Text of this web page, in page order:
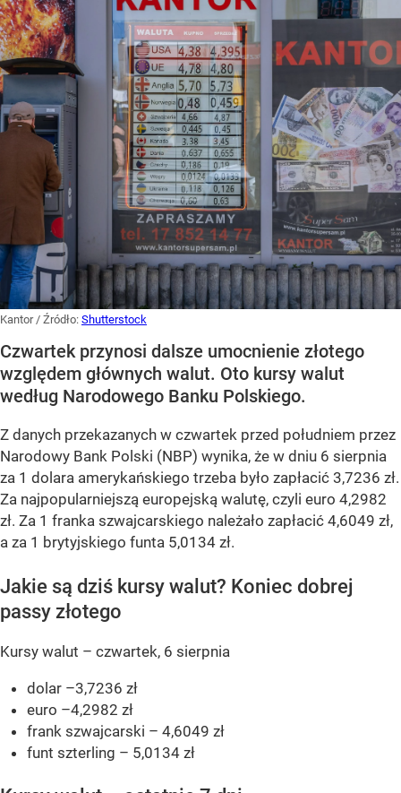
Kantor/ Źródło: Shutterstock
Czwartek przynosi dalsze umocnienie złotego
względem głównych walut. Oto kursy walut
według Narodowego Banku Polskiego.
Z danych przekazanych w czwartek przed południem przez
Narodowy Bank Polski (NBP) wynika, że w dniu 6 sierpnia
za 1 dolara amerykańskiego trzeba było zapłacić 3,7236 zł.
Za najpopularniejszą europejską walutę, czyli euro 4,2982
zł. Za 1 franka szwajcarskiego należało zapłacić 4,6049 zł,
a za 1 brytyjskiego funta 5,0134 zł.
Jakie są dziś kursy walut? Koniec dobrej
passy złotego
Kursy walut – czwartek, 6 sierpnia
dolar –3,7236 zł
euro –4,2982 zł
frank szwajcarski – 4,6049 zł
funt szterling – 5,0134 zł